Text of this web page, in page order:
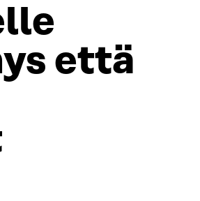
että